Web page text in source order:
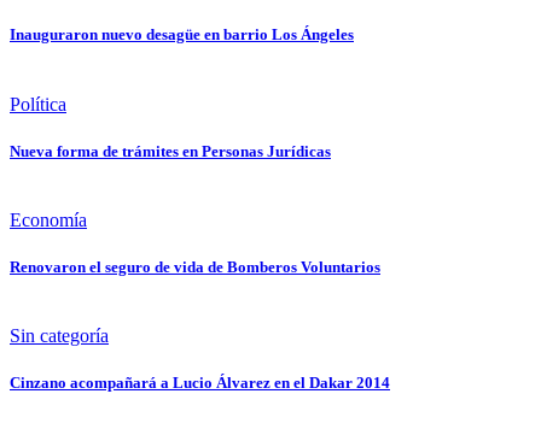
Inauguraron nuevo desagüe en barrio Los Ángeles
Política
Nueva forma de trámites en Personas Jurídicas
Economía
Renovaron el seguro de vida de Bomberos Voluntarios
Sin categoría
Cinzano acompañará a Lucio Álvarez en el Dakar 2014